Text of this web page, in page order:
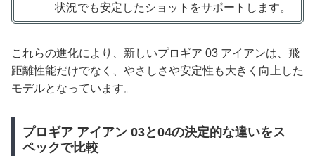
状況でも安定したショットをサポートします。
これらの進化により、新しいプロギア 03 アイアンは、飛
距離性能だけでなく、やさしさや安定性も大きく向上した
モデルとなっています。
プロギア アイアン 03と04の決定的な違いをス
ペックで比較